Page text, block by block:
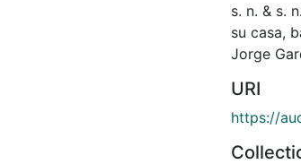
s. n. & s.
su casa,
Jorge
URI
https://